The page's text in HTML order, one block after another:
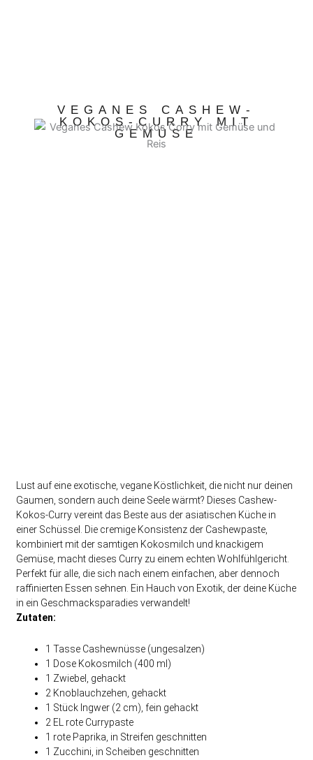
VEGANES CASHEW-
KOKOS-CURRY MIT
GEMÜSE
Lust auf eine exotische, vegane Köstlichkeit, die nicht nur deinen
Gaumen, sondern auch deine Seele wärmt? Dieses Cashew-
Kokos-Curry vereint das Beste aus der asiatischen Küche in
einer Schüssel. Die cremige Konsistenz der Cashewpaste,
kombiniert mit der samtigen Kokosmilch und knackigem
Gemüse, macht dieses Curry zu einem echten Wohlfühlgericht.
Perfekt für alle, die sich nach einem einfachen, aber dennoch
raffinierten Essen sehnen. Ein Hauch von Exotik, der deine Küche
in ein Geschmacksparadies verwandelt!
Zutaten:
1 Tasse Cashewnüsse (ungesalzen)
1 Dose Kokosmilch (400 ml)
1 Zwiebel, gehackt
2 Knoblauchzehen, gehackt
1 Stück Ingwer (2 cm), fein gehackt
2 EL rote Currypaste
1 rote Paprika, in Streifen geschnitten
1 Zucchini, in Scheiben geschnitten